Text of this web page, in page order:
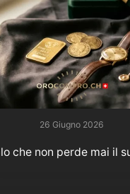
26 Giugno 2026
che non perde mai il